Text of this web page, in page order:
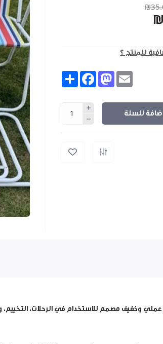
للمنتج ؟
Share FacebookMastodon
اضافة للسلة
وخفيف مصمم للاستخدام في الرحلات، التخييم،